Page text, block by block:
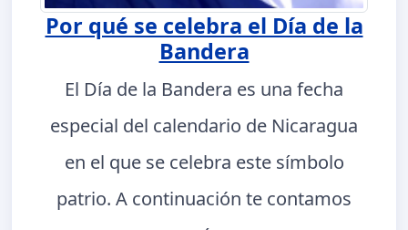
Por qué se celebra el Día de la
Bandera
El Día de la Bandera es una fecha
especial del calendario de Nicaragua
en el que se celebra este símbolo
patrio. A continuación te contamos